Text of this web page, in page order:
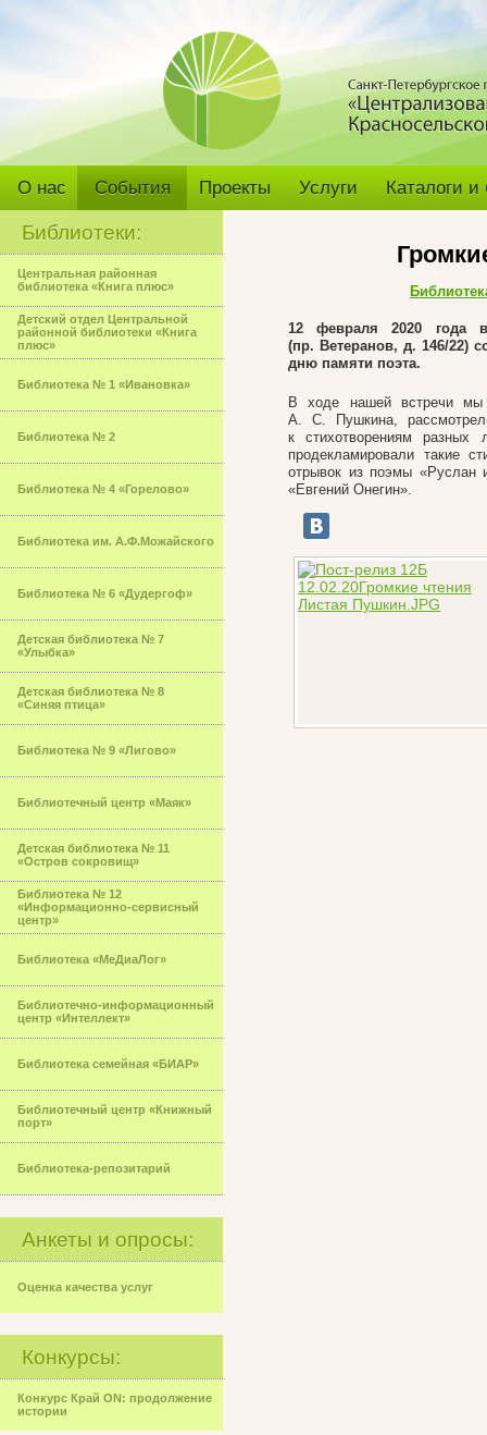
О нас События Проекты Услуги Каталоги
Библиотеки:
Центральная районная
библиотека «Книга плюс»
Детский отдел Центральной
районной библиотеки «Книга
плюс»
Библиотека № 1 «Ивановка»
Библиотека № 2
Библиотека № 4 «Горелово»
Библиотека им. А.Ф.Можайского
Библиотека № 6 «Дудергоф»
Детская библиотека № 7
«Улыбка»
Детская библиотека № 8
«Синяя птица»
Библиотека № 9 «Лигово»
Библиотечный центр «Маяк»
Детская библиотека № 11
«Остров сокровищ»
Библиотека № 12
«Информационно-сервисный
центр»
Библиотека «МеДиаЛог»
Библиотечно-информационный
центр «Интеллект»
Библиотека семейная «БИАР»
Библиотечный центр «Книжный
порт»
Библиотека-репозитарий
Анкеты и опросы:
Оценка качества услуг
Конкурсы:
Конкурс Край ON: продолжение
истории
12 февраля 2020 года
(пр. Ветеранов, д. 146/22)
дню памяти поэта.
В ходе нашей встречи мы
А. С. Пушкина,
к стихотворениям
продекламировали такие
отрывок из поэмы «Руслан
«Евгений Онегин».